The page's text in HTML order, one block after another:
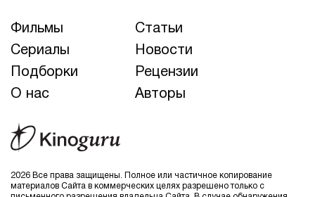
2026 Все права защищены. Полное или частичное копирование
материалов Сайта в коммерческих целях разрешено только с
Фильмы
Статьи
Сериалы
Новости
Подборки
Рецензии
О нас
Авторы